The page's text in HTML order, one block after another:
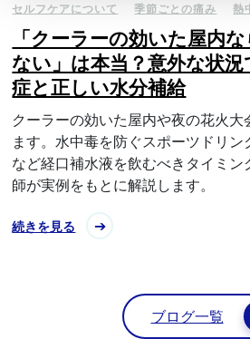
セルフケアについて 季節ごとの痛み 熱
「クーラーの効いた屋内
ない」は本当？意外な状
症と正しい水分補給
クーラーの効いた屋内や夜の花火大
ます。水中毒を防ぐスポーツドリン
など経口補水液を飲むべきタイミン
師が実例をもとに解説します。
続きを見る
ブログ一覧